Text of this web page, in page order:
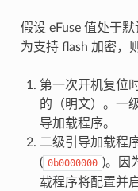
假设 eFuse 值处于
为支持 flash 加密，
第一次开机复位
的（明文）。一
导加载程序。
二级引导加载程
( 0b0000000 )。因
载程序将配置并